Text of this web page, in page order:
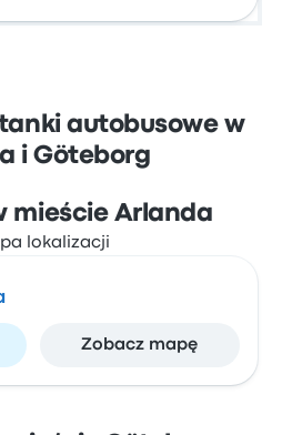
autobusowe w
i Göteborg
mieście Arlanda
Zobacz mapę